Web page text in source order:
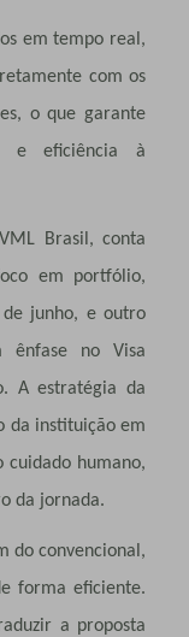
em tempo real,
com os
o que garante
e eficiência à
Brasil, conta
em portfólio,
junho, e outro
ênfase no Visa
A estratégia da
da instituição em
humano,
da jornada.
do convencional,
forma eficiente.
a proposta